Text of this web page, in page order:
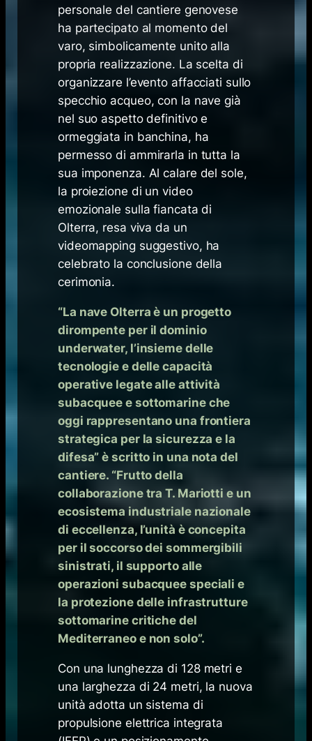
personale del cantiere genovese
ha partecipato al momento del
varo, simbolicamente unito alla
propria realizzazione. La scelta di
organizzare l’evento affacciati sullo
specchio acqueo, con la nave già
nel suo aspetto definitivo e
ormeggiata in banchina, ha
permesso di ammirarla in tutta la
sua imponenza. Al calare del sole,
la proiezione di un video
emozionale sulla fiancata di
Olterra, resa viva da un
videomapping suggestivo, ha
celebrato la conclusione della
cerimonia.
“La nave Olterra è un progetto
dirompente per il dominio
underwater, l’insieme delle
tecnologie e delle capacità
operative legate alle attività
subacquee e sottomarine che
oggi rappresentano una frontiera
strategica per la sicurezza e la
difesa” è scritto in una nota del
cantiere. “Frutto della
collaborazione tra T. Mariotti e un
ecosistema industriale nazionale
di eccellenza, l’unità è concepita
per il soccorso dei sommergibili
sinistrati, il supporto alle
operazioni subacquee speciali e
la protezione delle infrastrutture
sottomarine critiche del
Mediterraneo e non solo”.
Con una lunghezza di 128 metri e
una larghezza di 24 metri, la nuova
unità adotta un sistema di
propulsione elettrica integrata